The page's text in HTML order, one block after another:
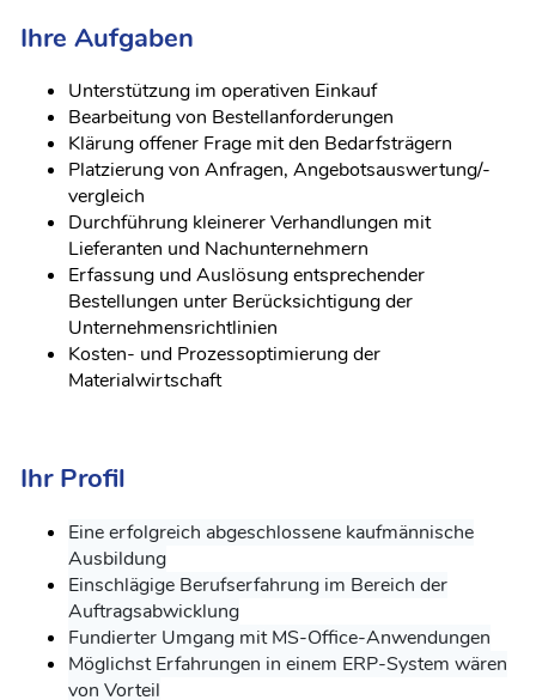
Ihre Aufgaben
Unterstützung im operativen Einkauf
Bearbeitung von Bestellanforderungen
Klärung offener Frage mit den Bedarfsträgern
Platzierung von Anfragen, Angebotsauswertung/-
vergleich
Durchführung kleinerer Verhandlungen mit
Lieferanten und Nachunternehmern
Erfassung und Auslösung entsprechender
Bestellungen unter Berücksichtigung der
Unternehmensrichtlinien
Kosten- und Prozessoptimierung der
Materialwirtschaft
Ihr Profil
Eine erfolgreich abgeschlossene kaufmännische
Ausbildung
Einschlägige Berufserfahrung im Bereich der
Auftragsabwicklung
Fundierter Umgang mit MS-Office-Anwendungen
Möglichst Erfahrungen in einem ERP-System wären
von Vorteil